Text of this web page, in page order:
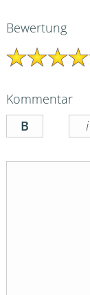
Bewertung
Kommentar